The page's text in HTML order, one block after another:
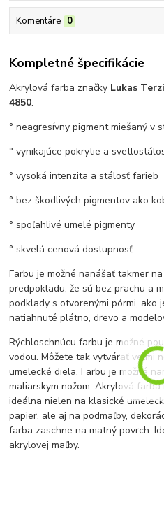
Komentáre 0
Kompletné špecifikácie
Akrylová farba značky Lukas
4850:
° neagresívny pigment miešaný v
° vynikajúce pokrytie a
° vysoká intenzita a stálosť farieb
° bez škodlivých pigmentov ako
° spoľahlivé umelé pigmenty
° skvelá cenová dostupnosť
Farbu je možné nanášať takmer
predpokladu, že sú bez prachu a
podklady s otvorenými pórmi, ako
natiahnuté plátno, drevo a
Rýchloschnúcu farbu je možné
vodou. Môžete tak vytvárať veľmi
umelecké diela. Farbu je možné
maliarskym nožom. Akrylová farba
ideálna nielen na klasické
papier, ale aj na podmaľby,
farba zaschne na matný povrch.
akrylovej maľby.